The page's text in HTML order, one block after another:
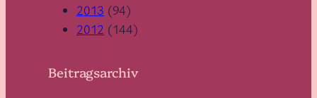
Beitragsarchiv
2013 (94)
2012 (144)